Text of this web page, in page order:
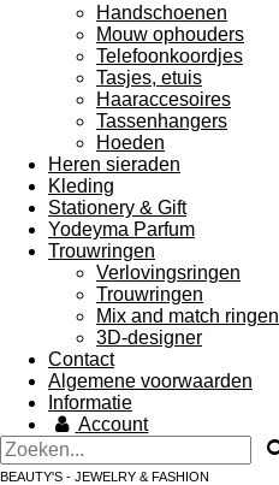
Handschoenen
Mouw ophouders
Telefoonkoordjes
Tasjes, etuis
Haaraccesoires
Tassenhangers
Hoeden
Heren sieraden
Kleding
Stationery & Gift
Yodeyma Parfum
Trouwringen
Verlovingsringen
Trouwringen
Mix and match ringen
3D-designer
Contact
Algemene voorwaarden
Informatie
Account
BEAUTY'S - JEWELRY & FASHION